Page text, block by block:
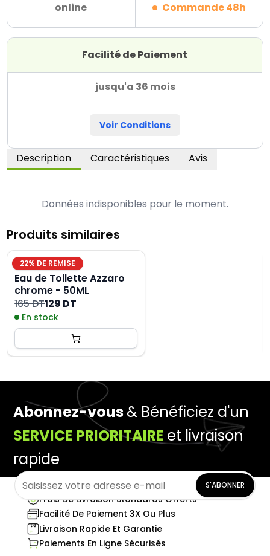
online Commande 48h
Facilité de Paiement
jusqu'a 36 mois
Voir Conditions
Description Caractéristiques Avis
Données indisponibles pour le moment.
Produits similaires
22% DE REMISE
Eau de Toilette Azzaro
chrome - 50ML
165 DT129 DT
En stock
Abonnez-vous& Bénéficiez d'un
SERVICE PRIORITAIRE et livraison
rapide
S'ABONNER
Frais De Livraison Standards Offerts
Facilité De Paiement 3X Ou Plus
Livraison Rapide Et Garantie
Paiements En Ligne Sécurisés